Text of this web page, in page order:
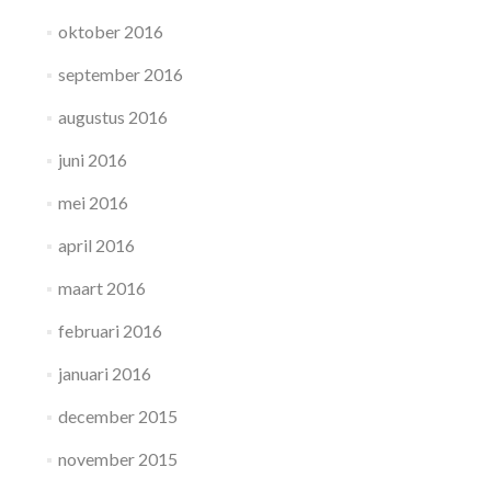
oktober 2016
september 2016
augustus 2016
juni 2016
mei 2016
april 2016
maart 2016
februari 2016
januari 2016
december 2015
november 2015